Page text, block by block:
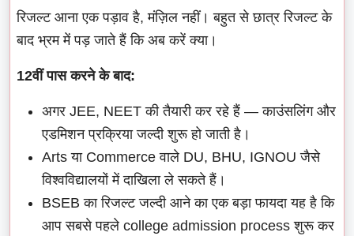
रिजल्ट आना एक पड़ाव है, मंज़िल नहीं। बहुत से छात्र रिजल्ट के
बाद भ्रम में पड़ जाते हैं कि अब करें क्या।
12वीं पास करने के बाद:
अगर JEE, NEET की तैयारी कर रहे हैं — काउंसलिंग और
एडमिशन प्रक्रिया जल्दी शुरू हो जाती है।
Arts या Commerce वाले DU, BHU, IGNOU जैसे
विश्वविद्यालयों में दाखिला ले सकते हैं।
BSEB का रिजल्ट जल्दी आने का एक बड़ा फायदा यह है कि
आप सबसे पहले college admission process शुरू कर